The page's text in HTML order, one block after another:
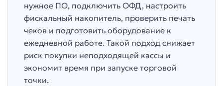
нужное ПО, подключить ОФД, настроить
фискальный накопитель, проверить печать
чеков и подготовить оборудование к
ежедневной работе. Такой подход снижает
риск покупки неподходящей кассы и
экономит время при запуске торговой
точки.